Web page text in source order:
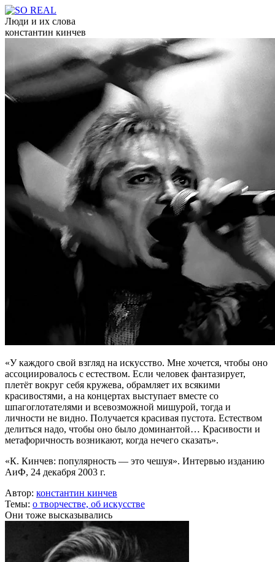
Люди и их слова
константин кинчев
«У каждого свой взгляд на искусство. Мне хочется, чтобы оно
ассоциировалось с естеством. Если человек фантазирует,
плетёт вокруг себя кружева, обрамляет их всякими
красивостями, а на концертах выступает вместе со
шпагоглотателями и всевозможной мишурой, тогда и
личности не видно. Получается красивая пустота. Естеством
делиться надо, чтобы оно было доминантой… Красивости и
метафоричность возникают, когда нечего сказать».
«К. Кинчев: популярность — это чешуя». Интервью изданию
АиФ, 24 декабря 2003 г.
Автор: константин кинчев
Темы: о творчестве, об искусстве
Они тоже высказывались